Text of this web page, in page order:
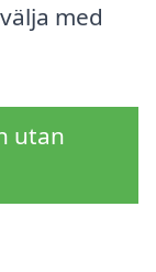
med
utan